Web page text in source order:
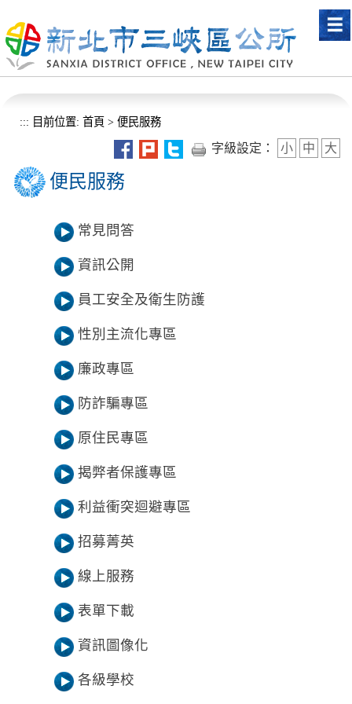
::: 目前位置: 首頁 > 便民服務
字級設定： 小 中 大
便民服務
常見問答
資訊公開
員工安全及衛生防護
性別主流化專區
廉政專區
防詐騙專區
原住民專區
揭弊者保護專區
利益衝突迴避專區
招募菁英
線上服務
表單下載
資訊圖像化
各級學校